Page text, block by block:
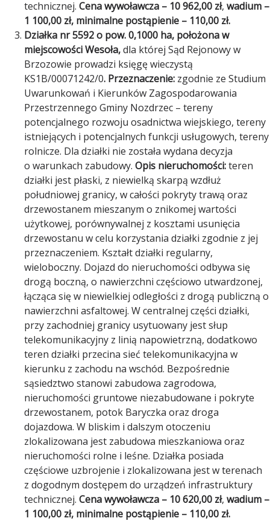
technicznej. Cena wywoławcza – 10 962,00 zł, wadium –
1 100,00 zł, minimalne postąpienie – 110,00 zł.
Działka nr 5592 o pow. 0,1000 ha, położona w
miejscowości Wesoła,dla której Sąd Rejonowy w
Brzozowie prowadzi księgę wieczystą
KS1B/00071242/0. Przeznaczenie: zgodnie ze Studium
Uwarunkowań i Kierunków Zagospodarowania
Przestrzennego Gminy Nozdrzec – tereny
potencjalnego rozwoju osadnictwa wiejskiego, tereny
istniejących i potencjalnych funkcji usługowych, tereny
rolnicze. Dla działki nie została wydana decyzja
o warunkach zabudowy. Opis nieruchomości:teren
działki jest płaski, z niewielką skarpą wzdłuż
południowej granicy, w całości pokryty trawą oraz
drzewostanem mieszanym o znikomej wartości
użytkowej, porównywalnej z kosztami usunięcia
drzewostanu w celu korzystania działki zgodnie z jej
przeznaczeniem. Kształt działki regularny,
wieloboczny. Dojazd do nieruchomości odbywa się
drogą boczną, o nawierzchni częściowo utwardzonej,
łącząca się w niewielkiej odległości z drogą publiczną o
nawierzchni asfaltowej. W centralnej części działki,
przy zachodniej granicy usytuowany jest słup
telekomunikacyjny z linią napowietrzną, dodatkowo
teren działki przecina sieć telekomunikacyjna w
kierunku z zachodu na wschód. Bezpośrednie
sąsiedztwo stanowi zabudowa zagrodowa,
nieruchomości gruntowe niezabudowane i pokryte
drzewostanem, potok Baryczka oraz droga
dojazdowa. W bliskim i dalszym otoczeniu
zlokalizowana jest zabudowa mieszkaniowa oraz
nieruchomości rolne i leśne. Działka posiada
częściowe uzbrojenie i zlokalizowana jest w terenach
z dogodnym dostępem do urządzeń infrastruktury
technicznej. Cena wywoławcza – 10 620,00 zł, wadium –
1 100,00 zł, minimalne postąpienie – 110,00 zł.